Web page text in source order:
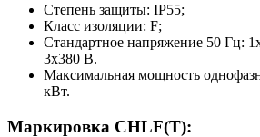
Степень защиты: IP55;
Класс изоляции: F;
Стандартное напряжение 50 Гц:
3x380 В.
Максимальная мощность
кВт.
Маркировка CHLF(Т):